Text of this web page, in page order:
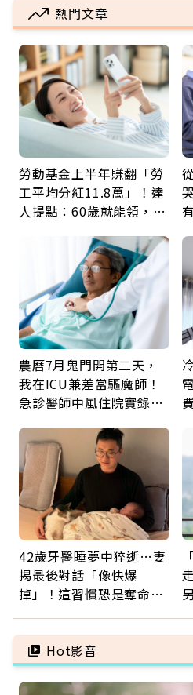
熱門文章
勞動基金上半年賺翻「勞
工平均分紅11.8萬」！達
人提點：60歲就能領，重
農曆7月鬼門開第二天，
我在ICU兼差當驅魔師！
急診醫師中風住院實錄：
42歲牙醫睡夢中猝逝…妻
揭最後對話「像快爆
掉」！這習慣恐是奪命原
命交換
Hot影音